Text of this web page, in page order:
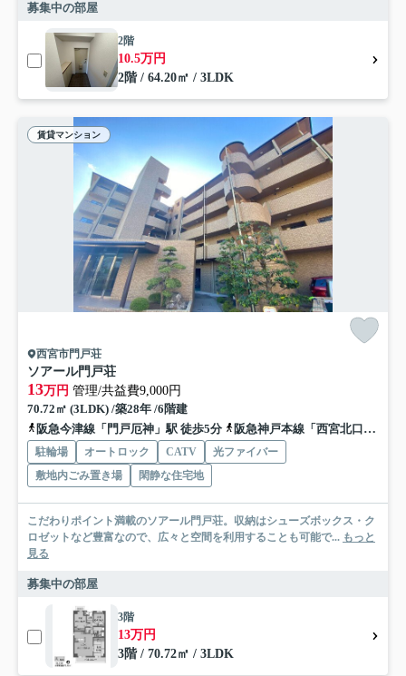
募集中の部屋
2階
10.5万円
2階 / 64.20㎡ / 3LDK
賃貸マンション
西宮市門戸荘
ソアール門戸荘
13万円 管理/共益費9,000円
70.72㎡ (3LDK) /築28年 /6階建
阪急今津線「門戸厄神」駅 徒歩5分
阪急神戸本線「西宮北口」駅 徒歩19分
駐輪場 オートロック CATV
光ファイバー
敷地内ごみ置き場
閑静な住宅地
こだわりポイント満載のソアール門戸荘。収納はシューズボックス・ク
ロゼットなど豊富なので、広々と空間を利用することも可能で... もっと
見る
募集中の部屋
3階
13万円
3階 / 70.72㎡ / 3LDK